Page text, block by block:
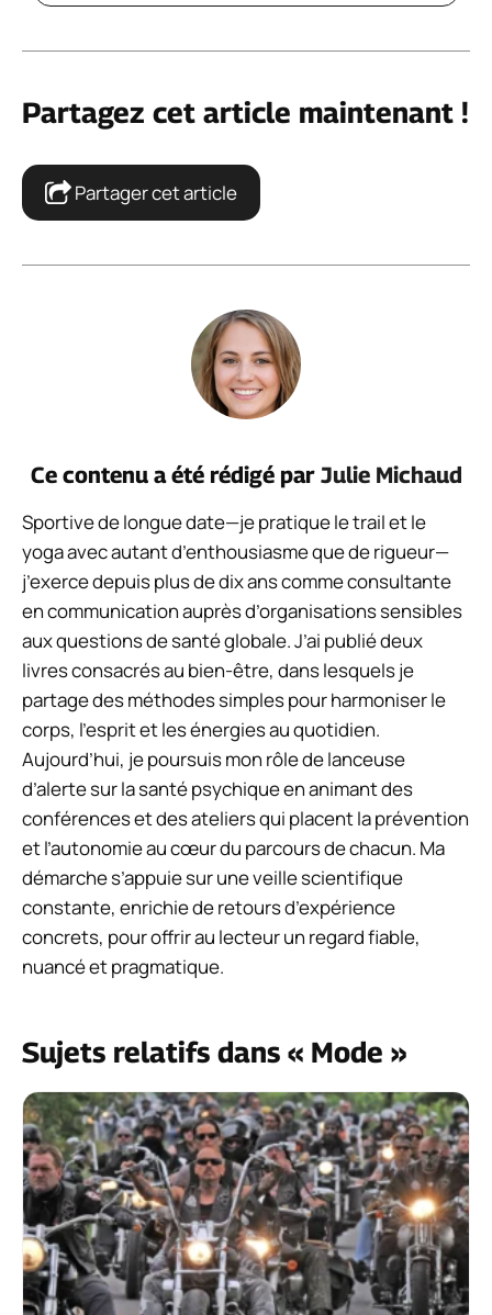
Partagez cet article maintenant !
Partager cet article
Ce contenu a été rédigé par Julie Michaud
Sportive de longue date—je pratique le trail et le
yoga avec autant d’enthousiasme que de rigueur—
j’exerce depuis plus de dix ans comme consultante
en communication auprès d’organisations sensibles
aux questions de santé globale. J’ai publié deux
livres consacrés au bien-être, dans lesquels je
partage des méthodes simples pour harmoniser le
corps, l’esprit et les énergies au quotidien.
Aujourd’hui, je poursuis mon rôle de lanceuse
d’alerte sur la santé psychique en animant des
conférences et des ateliers qui placent la prévention
et l’autonomie au cœur du parcours de chacun. Ma
démarche s’appuie sur une veille scientifique
constante, enrichie de retours d’expérience
concrets, pour offrir au lecteur un regard fiable,
nuancé et pragmatique.
Sujets relatifs dans « Mode »